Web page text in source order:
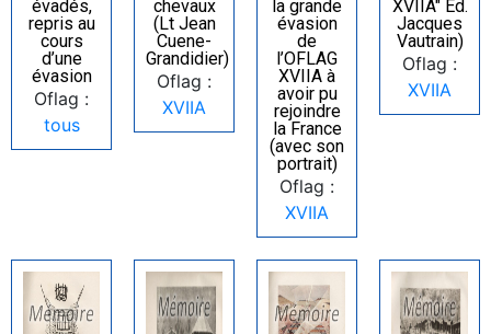
évadés,
repris au
cours
d’une
évasion
Oflag :
tous
chevaux
(Lt Jean
Cuene-
Grandidier)
Oflag :
XVIIA
la grande
évasion
de
l’OFLAG
XVIIA à
avoir pu
rejoindre
la France
(avec son
portrait)
Oflag :
XVIIA
XVIIA" Ed.
Jacques
Vautrain)
Oflag :
XVIIA